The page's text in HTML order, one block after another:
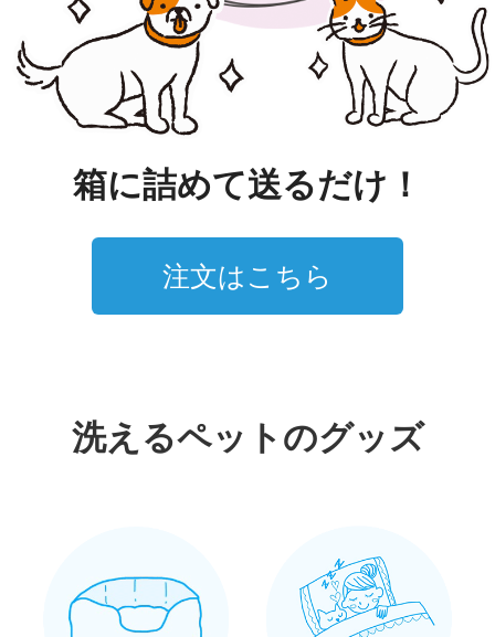
箱に詰めて送るだけ！
注文はこちら
洗えるペットのグッズ